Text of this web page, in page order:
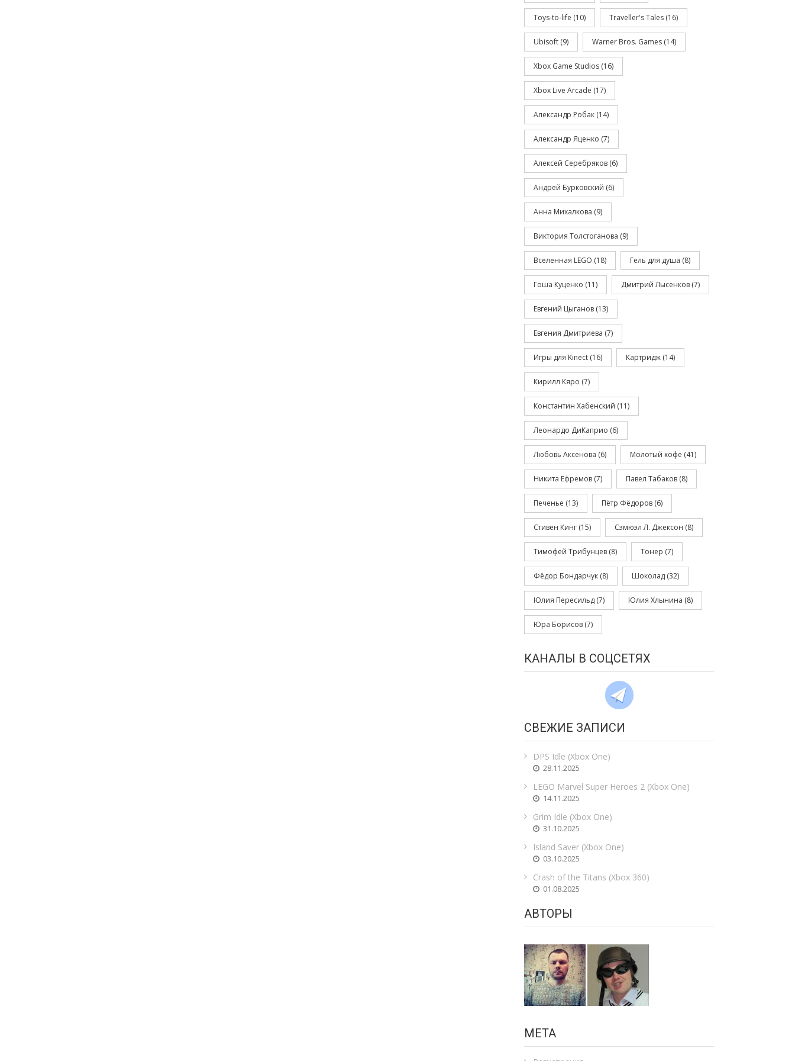
Toys-to-life (10) Traveller's Tales (16)
Ubisoft (9) Warner Bros. Games (14)
Xbox Game Studios (16)
Xbox Live Arcade (17)
Александр Робак (14)
Александр Яценко (7)
Алексей Серебряков (6)
Андрей Бурковский (6)
Анна Михалкова (9)
Виктория Толстоганова (9)
Вселенная LEGO (18) Гель для душа (8)
Гоша Куценко (11) Дмитрий Лысенков (7)
Евгений Цыганов (13)
Евгения Дмитриева (7)
Игры для Kinect (16) Картридж (14)
Кирилл Кяро (7)
Константин Хабенский (11)
Леонардо ДиКаприо (6)
Любовь Аксенова (6) Молотый кофе (41)
Никита Ефремов (7) Павел Табаков (8)
Печенье (13) Пётр Фёдоров (6)
Стивен Кинг (15) Сэмюэл Л. Джексон (8)
Тимофей Трибунцев (8) Тонер (7)
Фёдор Бондарчук (8) Шоколад (32)
Юлия Пересильд (7) Юлия Хлынина (8)
Юра Борисов (7)
КАНАЛЫ В СОЦСЕТЯХ
СВЕЖИЕ ЗАПИСИ
DPS Idle (Xbox One)
28.11.2025
LEGO Marvel Super Heroes 2 (Xbox One)
14.11.2025
Grim Idle (Xbox One)
31.10.2025
Island Saver (Xbox One)
03.10.2025
Crash of the Titans (Xbox 360)
01.08.2025
АВТОРЫ
МЕТА